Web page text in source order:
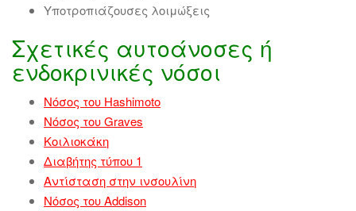
Υποτροπιάζουσες λοιμώξεις
Σχετικές αυτοάνοσες ή
ενδοκρινικές νόσοι
Νόσος του Hashimoto
Νόσος του Graves
Κοιλιοκάκη
Διαβήτης τύπου 1
Αντίσταση στην ινσουλίνη
Νόσος του Addison